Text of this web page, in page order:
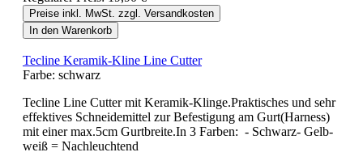
Preise inkl. MwSt. zzgl. Versandkosten
In den Warenkorb
Tecline Keramik-Kline Line Cutter
Farbe: schwarz
Tecline Line Cutter mit Keramik-Klinge.Praktisches und sehr
effektives Schneidemittel zur Befestigung am Gurt(Harness)
mit einer max.5cm Gurtbreite.In 3 Farben: - Schwarz- Gelb-
weiß = Nachleuchtend